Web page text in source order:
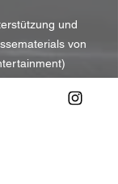
und
von